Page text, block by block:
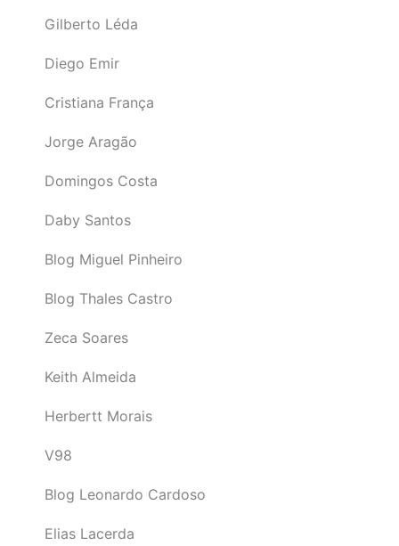
Gilberto Léda
Diego Emir
Cristiana França
Jorge Aragão
Domingos Costa
Daby Santos
Blog Miguel Pinheiro
Blog Thales Castro
Zeca Soares
Keith Almeida
Herbertt Morais
V98
Blog Leonardo Cardoso
Elias Lacerda